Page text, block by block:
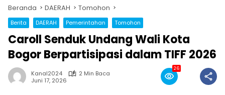
Beranda DAERAH Tomohon
Berita DAERAH Pemerintahan Tomohon
Caroll Senduk Undang Wali Kota
Bogor Berpartisipasi dalam TIFF 2026
Kanal2024
2 Min Baca
Juni 17, 2026
26